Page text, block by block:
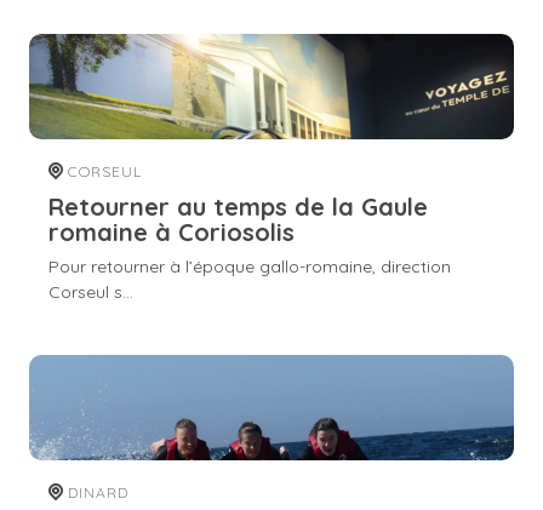
CORSEUL
Retourner au temps de la Gaule
romaine à Coriosolis
Pour retourner à l’époque gallo-romaine, direction
Corseul s...
DINARD